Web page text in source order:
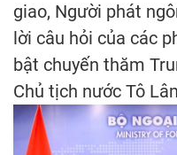
giao, Người phát
lời câu hỏi của các
bật chuyến thăm
Chủ tịch nước Tô